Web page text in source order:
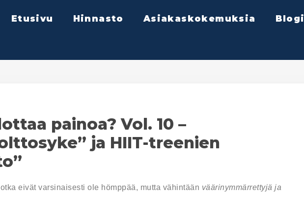
Etusivu Hinnasto Asiakaskokemuksia Blogi
painoa? Vol. 10 –
ja HIIT-treenien
eivät varsinaisesti ole hömppää, mutta vähintään väärinymmärrettyjä ja